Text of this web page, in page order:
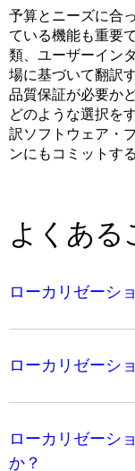
予算とニーズに合
ている機能も重要
類、ユーザーイン
場に基づいて翻訳
品質保証が必要か
どのような選択を
訳ソフトウェア・
ンにもコミットす
よくある
ローカリゼーシ
ローカリゼーシ
ローカリゼーシ
か？